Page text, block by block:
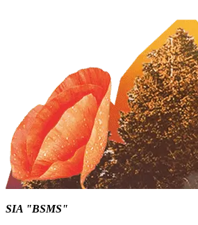
SIA "BSMS"